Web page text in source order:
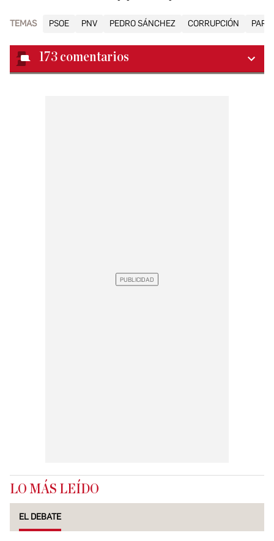
TEMAS PSOE PNV PEDRO SÁNCHEZ CORRUPCIÓN
173 comentarios
LO MÁS LEÍDO
EL DEBATE